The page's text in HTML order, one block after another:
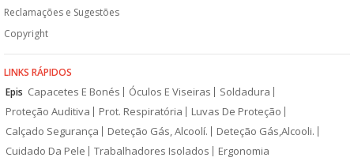
Reclamações e Sugestões
Copyright
LINKS RÁPIDOS
Epis Capacetes E Bonés Óculos E Viseiras
Soldadura
Proteção Auditiva
Prot. Respiratória
Luvas De Proteção
Calçado Segurança
Deteção Gás, Alcoolí.
Deteção Gás,Alcooli.
Cuidado Da Pele
Trabalhadores Isolados Ergonomia